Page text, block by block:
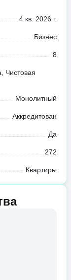
4 кв. 2026 г.
Бизнес
8
Чистовая
Монолитный
Аккредитован
Да
272
Квартиры